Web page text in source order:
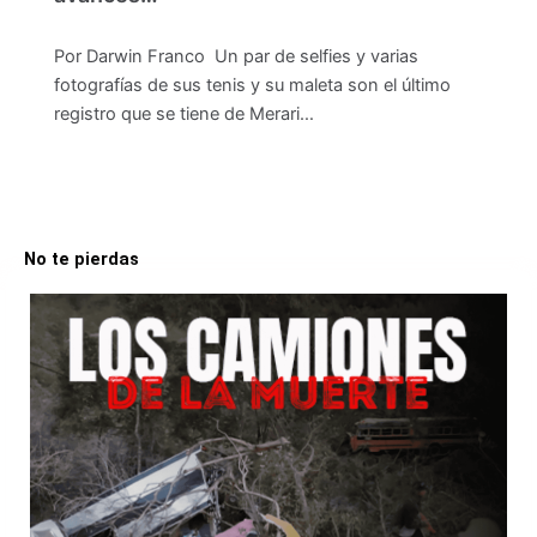
Por Darwin Franco Un par de selfies y varias
fotografías de sus tenis y su maleta son el último
registro que se tiene de Merari…
No te pierdas